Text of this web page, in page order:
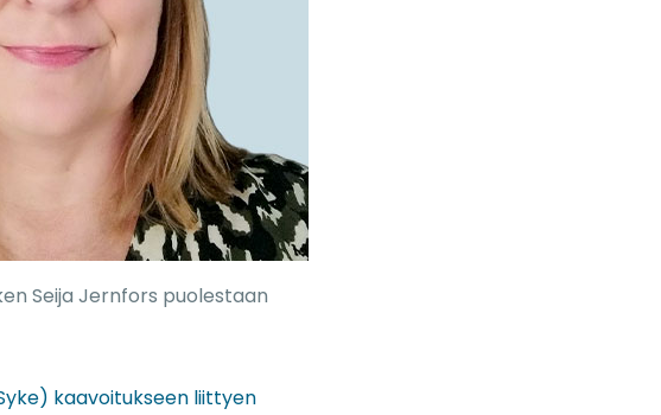
Seija Jernfors puolestaan
kaavoitukseen liittyen